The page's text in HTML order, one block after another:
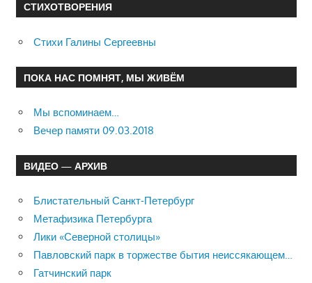
СТИХОТВОРЕНИЯ
Стихи Галины Сергеевны
ПОКА НАС ПОМНЯТ, МЫ ЖИВЁМ
Мы вспоминаем…
Вечер памяти 09.03.2018
ВИДЕО — АРХИВ
Блистательный Санкт-Петербург
Метафизика Петербурга
Лики «Северной столицы»
Павловский парк в торжестве бытия неиссякающем…
Гатчинский парк